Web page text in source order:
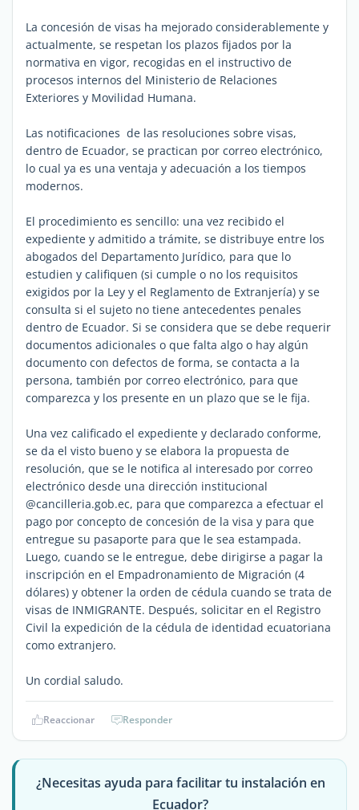
La concesión de visas ha mejorado considerablemente y
actualmente, se respetan los plazos fijados por la
normativa en vigor, recogidas en el instructivo de
procesos internos del Ministerio de Relaciones
Exteriores y Movilidad Humana.
Las notificaciones de las resoluciones sobre visas,
dentro de Ecuador, se practican por correo electrónico,
lo cual ya es una ventaja y adecuación a los tiempos
modernos.
El procedimiento es sencillo: una vez recibido el
expediente y admitido a trámite, se distribuye entre los
abogados del Departamento Jurídico, para que lo
estudien y califiquen (si cumple o no los requisitos
exigidos por la Ley y el Reglamento de Extranjería) y se
consulta si el sujeto no tiene antecedentes penales
dentro de Ecuador. Si se considera que se debe requerir
documentos adicionales o que falta algo o hay algún
documento con defectos de forma, se contacta a la
persona, también por correo electrónico, para que
comparezca y los presente en un plazo que se le fija.
Una vez calificado el expediente y declarado conforme,
se da el visto bueno y se elabora la propuesta de
resolución, que se le notifica al interesado por correo
electrónico desde una dirección institucional
@cancilleria.gob.ec, para que comparezca a efectuar el
pago por concepto de concesión de la visa y para que
entregue su pasaporte para que le sea estampada.
Luego, cuando se le entregue, debe dirigirse a pagar la
inscripción en el Empadronamiento de Migración (4
dólares) y obtener la orden de cédula cuando se trata de
visas de INMIGRANTE. Después, solicitar en el Registro
Civil la expedición de la cédula de identidad ecuatoriana
como extranjero.
Un cordial saludo.
Reaccionar Responder
¿Necesitas ayuda para facilitar tu instalación en
Ecuador?